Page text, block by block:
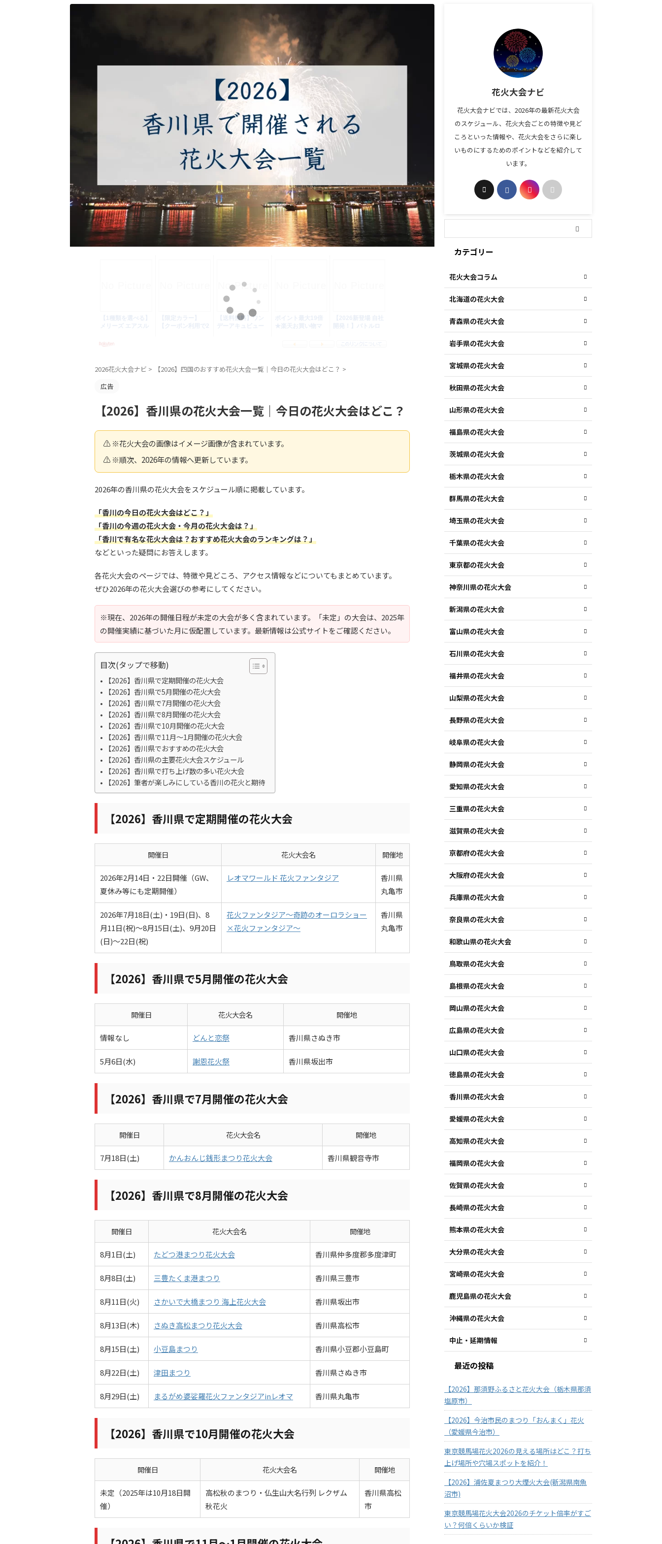
2026花火大会ナビ > 【2026】四国のおすすめ花火大会一覧｜今日の花火大会はどこ？ >
広告
【2026】香川県の花火大会一覧｜今日の花火大会はどこ？
⚠️ ※花火大会の画像はイメージ画像が含まれています。
⚠️ ※順次、2026年の情報へ更新しています。
2026年の香川県の花火大会をスケジュール順に掲載しています。
「香川の今日の花火大会はどこ？」
「香川の今週の花火大会・今月の花火大会は？」
「香川で有名な花火大会は？おすすめ花火大会のランキングは？」
などといった疑問にお答えします。
各花火大会のページでは、特徴や見どころ、アクセス情報などについてもまとめています。
ぜひ2026年の花火大会選びの参考にしてください。
※現在、2026年の開催日程が未定の大会が多く含まれています。「未定」の大会は、2025年
の開催実績に基づいた月に仮配置しています。最新情報は公式サイトをご確認ください。
目次(タップで移動)
【2026】香川県で定期開催の花火大会
【2026】香川県で5月開催の花火大会
【2026】香川県で7月開催の花火大会
【2026】香川県で8月開催の花火大会
【2026】香川県で10月開催の花火大会
【2026】香川県で11月〜1月開催の花火大会
【2026】香川県でおすすめの花火大会
【2026】香川県の主要花火大会スケジュール
【2026】香川県で打ち上げ数の多い花火大会
【2026】筆者が楽しみにしている香川の花火と期待
【2026】香川県で定期開催の花火大会
開催日 花火大会名 開催地
2026年2月14日・22日開催（GW、
夏休み等にも定期開催）
レオマワールド 花火ファンタジア
香川県
丸亀市
2026年7月18日(土)・19日(日)、8
月11日(祝)～8月15日(土)、9月20日
(日)～22日(祝)
花火ファンタジア～奇跡のオーロラショー
×花火ファンタジア～
香川県
丸亀市
【2026】香川県で5月開催の花火大会
開催日 花火大会名 開催地
情報なし どんと恋祭 香川県さぬき市
5月6日(水) 謝恩花火祭 香川県坂出市
【2026】香川県で7月開催の花火大会
開催日 花火大会名 開催地
7月18日(土) かんおんじ銭形まつり花火大会 香川県観音寺市
【2026】香川県で8月開催の花火大会
開催日 花火大会名 開催地
8月1日(土) たどつ港まつり花火大会 香川県仲多度郡多度津町
8月8日(土) 三豊たくま港まつり 香川県三豊市
8月11日(火) さかいで大橋まつり 海上花火大会 香川県坂出市
8月13日(木) さぬき高松まつり花火大会 香川県高松市
8月15日(土) 小豆島まつり 香川県小豆郡小豆島町
8月22日(土) 津田まつり 香川県さぬき市
8月29日(土) まるがめ婆娑羅花火ファンタジアinレオマ 香川県丸亀市
【2026】香川県で10月開催の花火大会
開催日 花火大会名 開催地
未定（2025年は10月18日開
催）
高松秋のまつり・仏生山大名行列 レクザム
秋花火
香川県高松
市
花火大会ナビ
花火大会ナビでは、2026年の最新花火大会
のスケジュール、花火大会ごとの特徴や見ど
ころといった情報や、花火大会をさらに楽し
いものにするためのポイントなどを紹介して
います。
カテゴリー
花火大会コラム
北海道の花火大会
青森県の花火大会
岩手県の花火大会
宮城県の花火大会
秋田県の花火大会
山形県の花火大会
福島県の花火大会
茨城県の花火大会
栃木県の花火大会
群馬県の花火大会
埼玉県の花火大会
千葉県の花火大会
東京都の花火大会
神奈川県の花火大会
新潟県の花火大会
富山県の花火大会
石川県の花火大会
福井県の花火大会
山梨県の花火大会
長野県の花火大会
岐阜県の花火大会
静岡県の花火大会
愛知県の花火大会
三重県の花火大会
滋賀県の花火大会
京都府の花火大会
大阪府の花火大会
兵庫県の花火大会
奈良県の花火大会
和歌山県の花火大会
鳥取県の花火大会
島根県の花火大会
岡山県の花火大会
広島県の花火大会
山口県の花火大会
徳島県の花火大会
香川県の花火大会
愛媛県の花火大会
高知県の花火大会
福岡県の花火大会
佐賀県の花火大会
長崎県の花火大会
熊本県の花火大会
大分県の花火大会
宮崎県の花火大会
鹿児島県の花火大会
沖縄県の花火大会
中止・延期情報
最近の投稿
【2026】那須野ふるさと花火大会（栃木県那須
塩原市）
【2026】今治市民のまつり「おんまく」花火
（愛媛県今治市）
東京競馬場花火2026の見える場所はどこ？打ち
上げ場所や穴場スポットを紹介！
【2026】浦佐夏まつり大煙火大会(新潟県南魚
沼市)
東京競馬場花火大会2026のチケット倍率がすご
い？何倍くらいか検証